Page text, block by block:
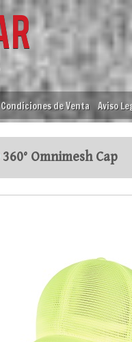
Condiciones de Venta Aviso
360° Omnimesh Cap